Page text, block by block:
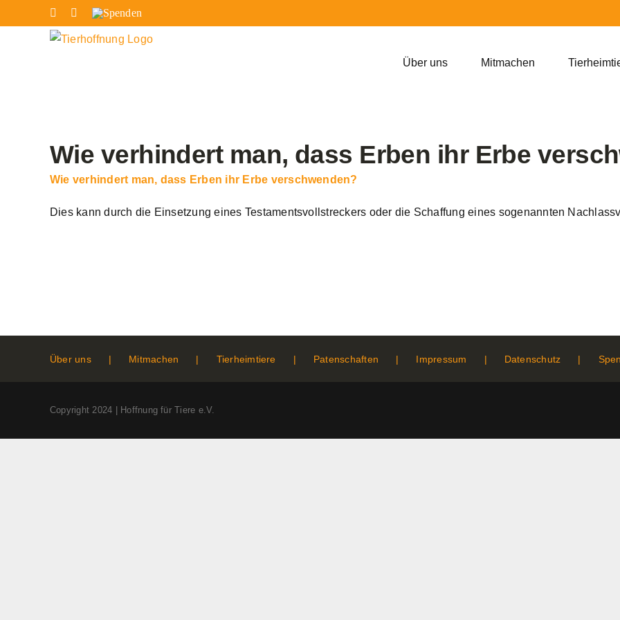
Inhalt
FacebookInstagram
Spenden
Über uns Mitmachen
Wie verhindert man, dass Erben ihr Erbe
Wie verhindert man, dass Erben ihr Erbe verschwenden?
Dies kann durch die Einsetzung eines Testamentsvollstreckers oder die Schaffung eines sogenannten
Über uns Mitmachen Tierheimtiere Patenschaften Impressum Datenschutz
Copyright 2024 | Hoffnung für Tiere e.V.